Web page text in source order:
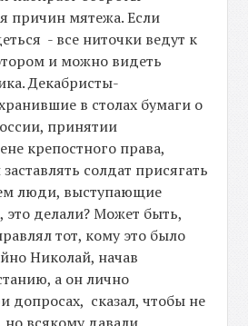
причин мятежа. Если
- все ниточки ведут к
и можно видеть
Декабристы-
в столах бумаги о
принятии
крепостного права,
солдат присягать
люди, выступающие
делали? Может быть,
тот, кому это было
Николай, начав
а он лично
допросах, сказал, чтобы не